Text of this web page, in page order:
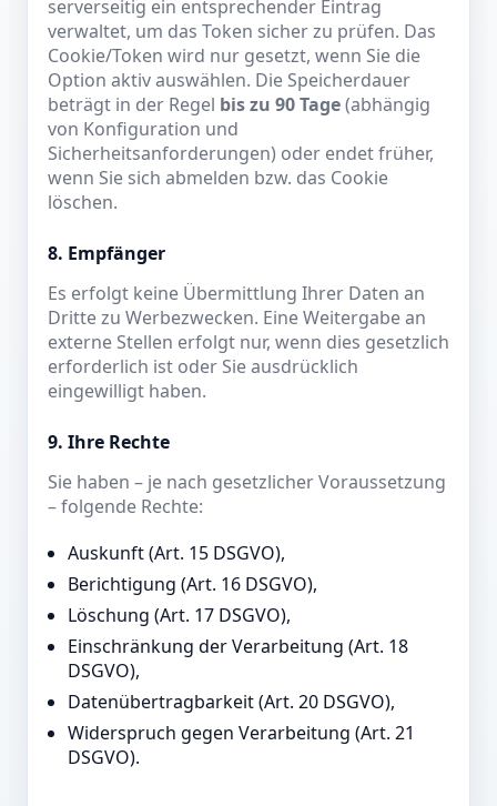
serverseitig ein entsprechender Eintrag
verwaltet, um das Token sicher zu prüfen. Das
Cookie/Token wird nur gesetzt, wenn Sie die
Option aktiv auswählen. Die Speicherdauer
beträgt in der Regel bis zu 90 Tage(abhängig
von Konfiguration und
Sicherheitsanforderungen) oder endet früher,
wenn Sie sich abmelden bzw. das Cookie
löschen.
8. Empfänger
Es erfolgt keine Übermittlung Ihrer Daten an
Dritte zu Werbezwecken. Eine Weitergabe an
externe Stellen erfolgt nur, wenn dies gesetzlich
erforderlich ist oder Sie ausdrücklich
eingewilligt haben.
9. Ihre Rechte
Sie haben – je nach gesetzlicher Voraussetzung
– folgende Rechte:
Auskunft (Art. 15 DSGVO),
Berichtigung (Art. 16 DSGVO),
Löschung (Art. 17 DSGVO),
Einschränkung der Verarbeitung (Art. 18
DSGVO),
Datenübertragbarkeit (Art. 20 DSGVO),
Widerspruch gegen Verarbeitung (Art. 21
DSGVO).